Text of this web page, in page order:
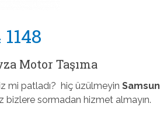
Motor Taşıma
mi patladı? hiç üzülmeyin Samsun
bizlere sormadan hizmet almayın.